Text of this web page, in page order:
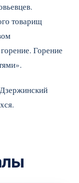
товарищ
Горение